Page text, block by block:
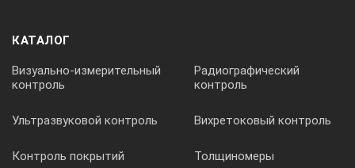
Ультразвуковой дефектоскоп УД2-102
ПЕЛЕНГ (Нефтегазовая версия)
КАТАЛОГ
Визуально-измерительный
контроль
Радиографический
контроль
Ультразвуковой контроль Вихретоковый контроль
Контроль покрытий Толщиномеры